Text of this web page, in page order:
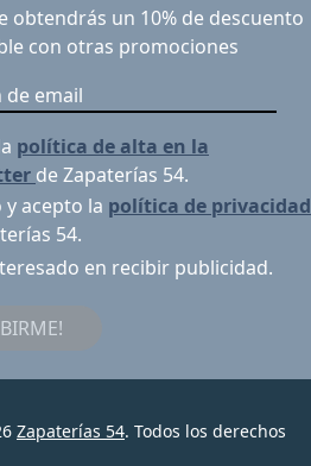
obtendrás un 10% de descuento
con otras promociones
política de alta en la
de Zapaterías 54.
y acepto la política de privacidad
54.
en recibir publicidad.
Zapaterías 54. Todos los derechos